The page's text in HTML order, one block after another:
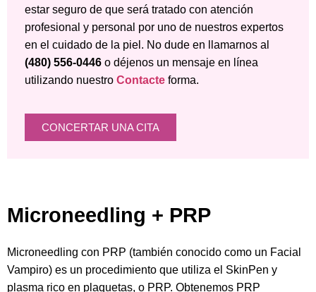
estar seguro de que será tratado con atención
profesional y personal por uno de nuestros expertos
en el cuidado de la piel. No dude en llamarnos al
(480) 556-0446 o déjenos un mensaje en línea
utilizando nuestro Contacte forma.
CONCERTAR UNA CITA
Microneedling + PRP
Microneedling con PRP (también conocido como un Facial
Vampiro) es un procedimiento que utiliza el SkinPen y
plasma rico en plaquetas, o PRP. Obtenemos PRP